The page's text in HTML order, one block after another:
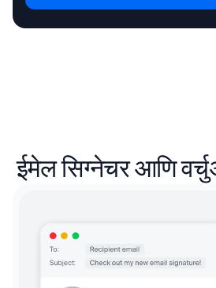
ईमेल सिग्नेचर आणि